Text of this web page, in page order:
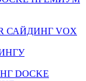
САЙДИНГ VOX
DOCKE